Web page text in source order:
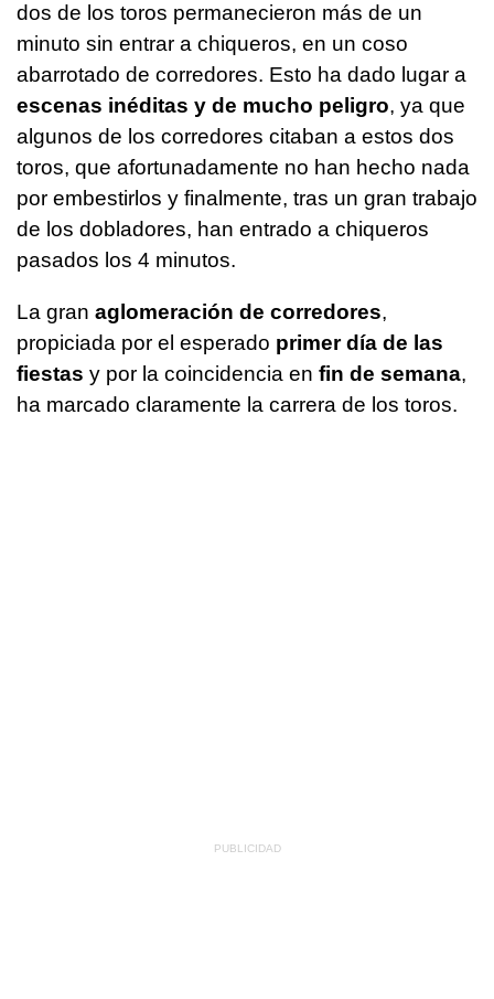
dos de los toros permanecieron más de un
minuto sin entrar a chiqueros, en un coso
abarrotado de corredores. Esto ha dado lugar a
escenas inéditas y de mucho peligro, ya que
algunos de los corredores citaban a estos dos
toros, que afortunadamente no han hecho nada
por embestirlos y finalmente, tras un gran trabajo
de los dobladores, han entrado a chiqueros
pasados los 4 minutos.
La gran aglomeración de corredores,
propiciada por el esperado primer día de las
fiestas y por la coincidencia en fin de semana,
ha marcado claramente la carrera de los toros.